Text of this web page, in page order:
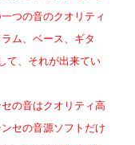
つの音のクオリティ
ム、ベース、ギタ
て、それが出来てい
の音はクオリティ高
セの音源ソフトだけ